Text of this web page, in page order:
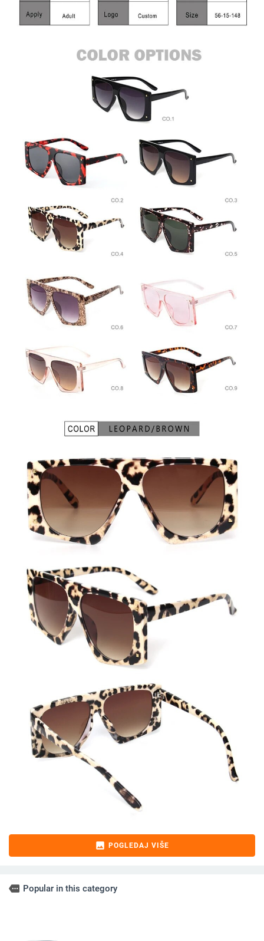
image POGLEDAJ VIŠE
more Popular in this category